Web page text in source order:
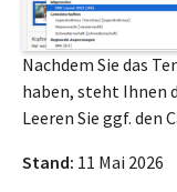
Nachdem Sie das
haben, steht Ihnen
Leeren Sie ggf. den
Stand: 11 Mai 2026